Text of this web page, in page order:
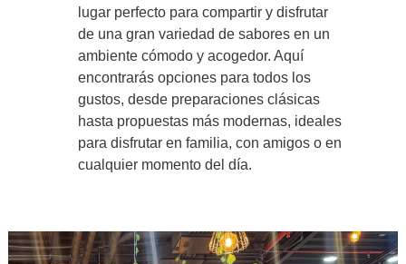
lugar perfecto para compartir y disfrutar
de una gran variedad de sabores en un
ambiente cómodo y acogedor. Aquí
encontrarás opciones para todos los
gustos, desde preparaciones clásicas
hasta propuestas más modernas, ideales
para disfrutar en familia, con amigos o en
cualquier momento del día.